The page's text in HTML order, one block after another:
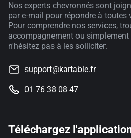
Nos experts chevronnés sont
par e-mail pour répondre à toutes
Pour comprendre nos services,
accompagnement ou
n'hésitez pas à les solliciter.
support@kartable.fr
01 76 38 08 47
Téléchargez